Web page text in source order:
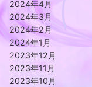
2024年4月
2024年3月
2024年2月
2024年1月
2023年12月
2023年11月
2023年10月